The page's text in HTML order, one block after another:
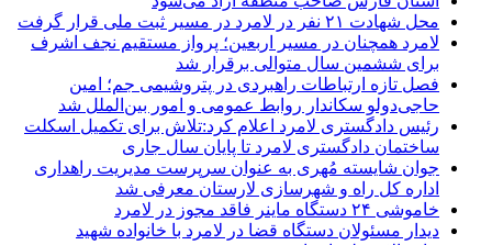
محل شهادت ۲۱ نفر در لامرد در مسیر ثبت ملی قرار گرفت
لامرد همچنان در مسیر اربعین؛ پرواز مستقیم نجف اشرف
برای ششمین سال متوالی برقرار شد
فصل تازه ارتباطات راهبردی در پتروشیمی جم؛ امین
حاجی‌دولو سکاندار روابط عمومی و امور بین‌الملل شد
رئیس دادگستری لامرد اعلام کرد:تلاش برای تکمیل اسکلت
ساختمان دادگستری لامرد تا پایان سال جاری
جوان شایسته مُهری به عنوان سرپرست مدیریت راهداری
اداره کل راه و شهرسازی لارستان معرفی شد
خاموشی ۲۴ دستگاه ماینر فاقد مجوز در لامرد
دیدار مسئولان دستگاه قضا در لامرد با خانواده شهید